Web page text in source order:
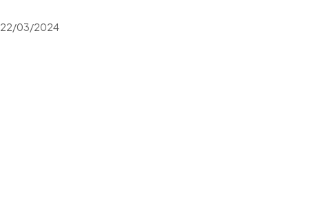
22/03/2024